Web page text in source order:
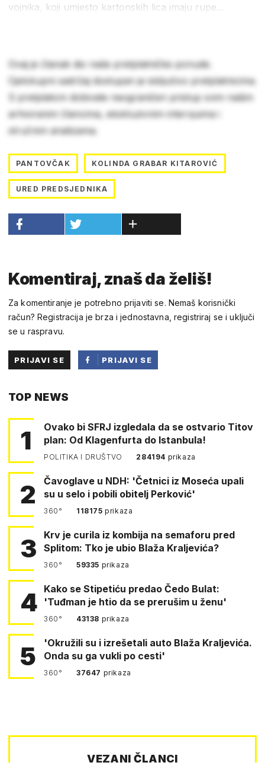
vojnika, koji umjesto kartonskih lica imaju rupe...
Ovaj je članak dio naše pretplatničke ponude.
Cjelokupni sadržaj dostupan je isključivo pretplatnicima.
S pretplatom dobivate neograničen pristup svim našim
arhiviranim člancima, ekskluzivnim intervjuima i
stručnim analizama.
PANTOVČAK KOLINDA GRABAR KITAROVIĆ
URED PREDSJEDNIKA
Komentiraj, znaš da želiš!
Za komentiranje je potrebno prijaviti se. Nemaš korisnički
račun? Registracija je brza i jednostavna, registriraj se i uključi
se u raspravu.
PRIJAVI SE
PRIJAVI SE
TOP NEWS
1
Ovako bi SFRJ izgledala da se ostvario Titov
plan: Od Klagenfurta do Istanbula!
POLITIKA I DRUŠTVO 284194 prikaza
2
Čavoglave u NDH: 'Četnici iz Moseća upali
su u selo i pobili obitelj Perković'
360° 118175prikaza
3
Krv je curila iz kombija na semaforu pred
Splitom: Tko je ubio Blaža Kraljevića?
360° 59335 prikaza
4 Kako se Stipetiću predao Čedo Bulat:
'Tuđman je htio da se prerušim u ženu'
360° 43138 prikaza
5
'Okružili su i izrešetali auto Blaža Kraljevića.
Onda su ga vukli po cesti'
360° 37647 prikaza
VEZANI ČLANCI